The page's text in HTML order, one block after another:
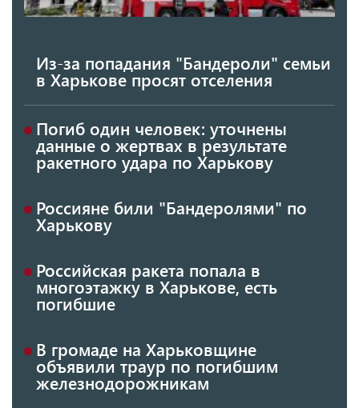
Из-за попадания "Бандероли" семьи
в Харькове просят отселения
Погиб один человек: уточнены
данные о жертвах в результате
ракетного удара по Харькову
Россияне били "Бандеролями" по
Харькову
Российская ракета попала в
многоэтажку в Харькове, есть
погибшие
В громаде на Харьковщине
объявили траур по погибшим
железнодорожникам